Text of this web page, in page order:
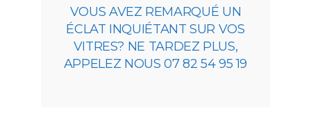
VOUS AVEZ REMARQUÉ UN
ÉCLAT INQUIÉTANT SUR VOS
VITRES? NE TARDEZ PLUS,
APPELEZ NOUS 07 82 54 95 19